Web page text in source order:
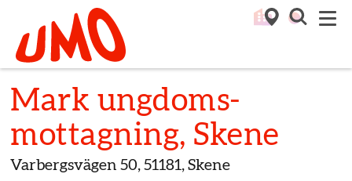
Till startsidan för Umo
Mark ungdoms­
mottagning, Skene
Varbergsvägen 50, 51181, Skene